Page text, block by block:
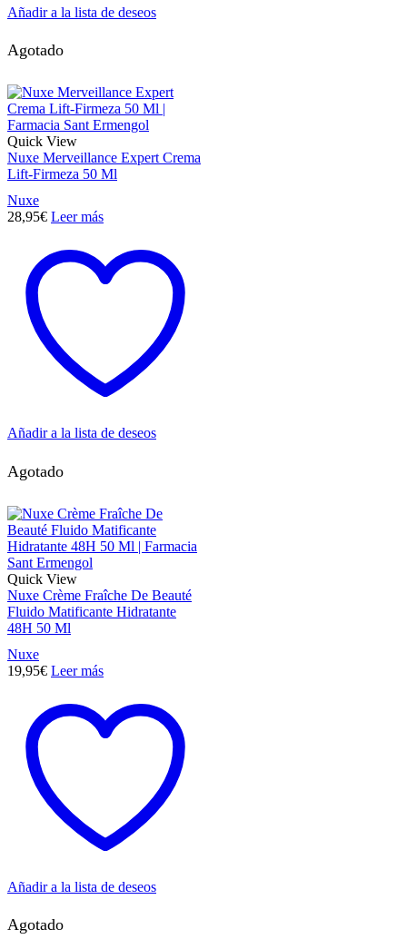
Añadir a la lista de deseos
Agotado
Quick View
Nuxe Merveillance Expert Crema
Lift-Firmeza 50 Ml
Nuxe
28,95€ Leer más
Añadir a la lista de deseos
Agotado
Quick View
Nuxe Crème Fraîche De Beauté
Fluido Matificante Hidratante
48H 50 Ml
Nuxe
19,95€ Leer más
Añadir a la lista de deseos
Agotado